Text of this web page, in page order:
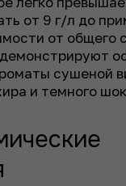
от 9 г/л до
от общего
демонстрируют
сушеной
и темного